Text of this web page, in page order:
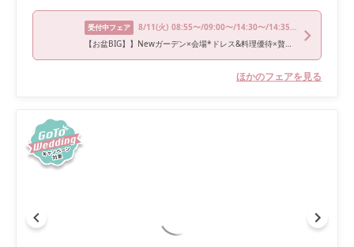
受付中フェア 8/11(火) 08:55〜/09:00〜/14:30〜/14:35〜/18:00〜
【お盆BIG】】Newガーデン×会場*ドレス&料理優待×贅沢試食付き
ほかのフェアを見る